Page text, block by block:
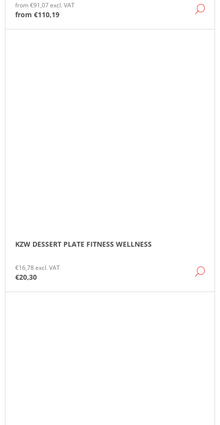
from €91,07 excl. VAT
from €110,19
KZW DESSERT PLATE FITNESS WELLNESS
€16,78 excl. VAT
€20,30